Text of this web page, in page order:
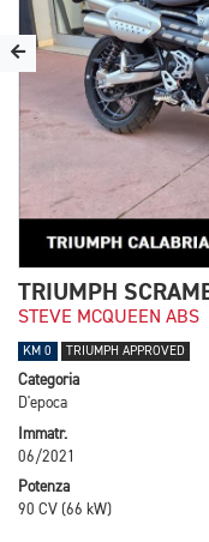
TRIUMPH
STEVE MCQUEEN ABS
KM 0 TRIUMPH APPROVED
Categoria
D'epoca
Immatr.
06/2021
Potenza
90 CV (66 kW)